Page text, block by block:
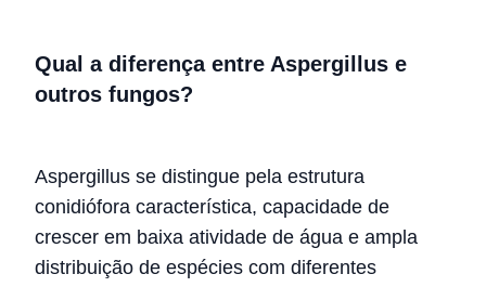
Qual a diferença entre Aspergillus e
outros fungos?
Aspergillus se distingue pela estrutura
conidiófora característica, capacidade de
crescer em baixa atividade de água e ampla
distribuição de espécies com diferentes